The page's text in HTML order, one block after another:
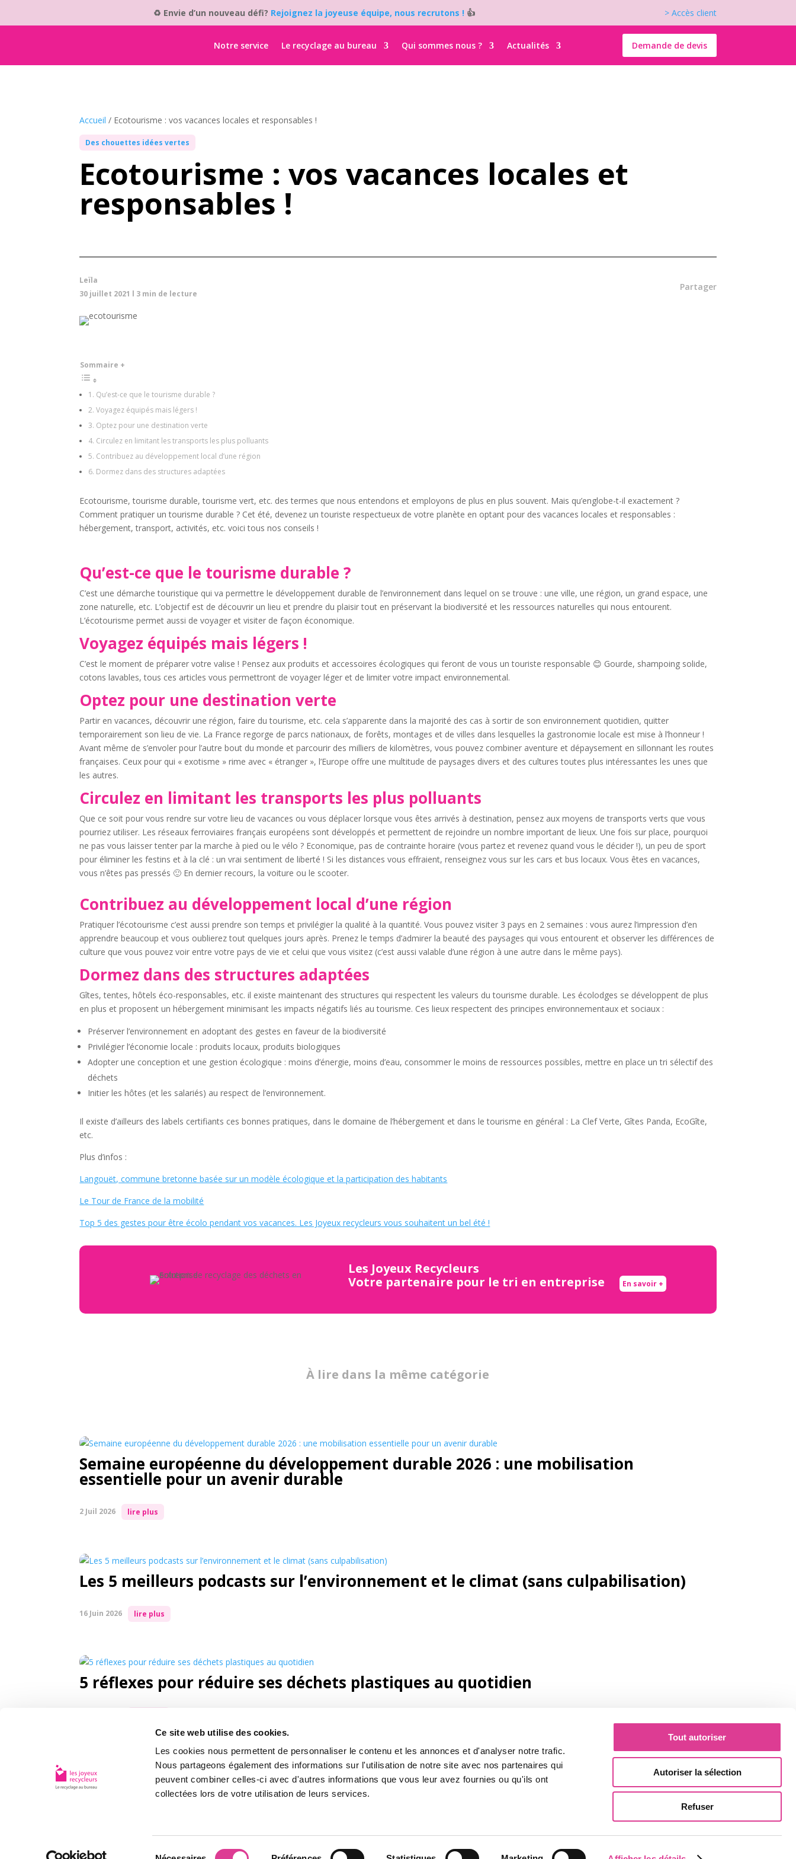
Ce site web utilise des cookies.
Les cookies nous permettent de personnaliser le contenu et les annonces et d'analyser notre trafic.
Nous partageons également des informations sur l'utilisation de notre site avec nos partenaires qui
peuvent combiner celles-ci avec d'autres informations que vous leur avez fournies ou qu'ils ont
collectées lors de votre utilisation de leurs services.
Tout autoriser
Autoriser la sélection
Refuser
♻️ Envie d’un nouveau défi? Rejoignez la joyeuse équipe, nous recrutons !👍 > Accès client
Notre service Le recyclage au bureau Qui sommes nous ? Actualités Demande de devis
Accueil / Ecotourisme : vos vacances locales et responsables !
Des chouettes idées vertes
Ecotourisme : vos vacances locales et
responsables !
Leïla
30 juillet 2021 l 3 min de lecture
Partager
Sommaire +
Qu’est-ce que le tourisme durable ?
Voyagez équipés mais légers !
Optez pour une destination verte
Circulez en limitant les transports les plus polluants
Contribuez au développement local d’une région
Dormez dans des structures adaptées
Ecotourisme, tourisme durable, tourisme vert, etc. des termes que nous entendons et employons de plus en plus souvent. Mais qu’englobe-t-il exactement ?
Comment pratiquer un tourisme durable ? Cet été, devenez un touriste respectueux de votre planète en optant pour des vacances locales et responsables :
hébergement, transport, activités, etc. voici tous nos conseils !
Qu’est-ce que le tourisme durable ?
C’est une démarche touristique qui va permettre le développement durable de l’environnement dans lequel on se trouve : une ville, une région, un grand espace, une
zone naturelle, etc. L’objectif est de découvrir un lieu et prendre du plaisir tout en préservant la biodiversité et les ressources naturelles qui nous entourent.
L’écotourisme permet aussi de voyager et visiter de façon économique.
Voyagez équipés mais légers !
C’est le moment de préparer votre valise ! Pensez aux produits et accessoires écologiques qui feront de vous un touriste responsable 😊 Gourde, shampoing solide,
cotons lavables, tous ces articles vous permettront de voyager léger et de limiter votre impact environnemental.
Optez pour une destination verte
Partir en vacances, découvrir une région, faire du tourisme, etc. cela s’apparente dans la majorité des cas à sortir de son environnement quotidien, quitter
temporairement son lieu de vie. La France regorge de parcs nationaux, de forêts, montages et de villes dans lesquelles la gastronomie locale est mise à l’honneur !
Avant même de s’envoler pour l’autre bout du monde et parcourir des milliers de kilomètres, vous pouvez combiner aventure et dépaysement en sillonnant les routes
françaises. Ceux pour qui « exotisme » rime avec « étranger », l’Europe offre une multitude de paysages divers et des cultures toutes plus intéressantes les unes que
les autres.
Circulez en limitant les transports les plus polluants
Que ce soit pour vous rendre sur votre lieu de vacances ou vous déplacer lorsque vous êtes arrivés à destination, pensez aux moyens de transports verts que vous
pourriez utiliser. Les réseaux ferroviaires français européens sont développés et permettent de rejoindre un nombre important de lieux. Une fois sur place, pourquoi
ne pas vous laisser tenter par la marche à pied ou le vélo ? Economique, pas de contrainte horaire (vous partez et revenez quand vous le décider !), un peu de sport
pour éliminer les festins et à la clé : un vrai sentiment de liberté ! Si les distances vous effraient, renseignez vous sur les cars et bus locaux. Vous êtes en vacances,
vous n’êtes pas pressés 🙂 En dernier recours, la voiture ou le scooter.
Contribuez au développement local d’une région
Pratiquer l’écotourisme c’est aussi prendre son temps et privilégier la qualité à la quantité. Vous pouvez visiter 3 pays en 2 semaines : vous aurez l’impression d’en
apprendre beaucoup et vous oublierez tout quelques jours après. Prenez le temps d’admirer la beauté des paysages qui vous entourent et observer les différences de
culture que vous pouvez voir entre votre pays de vie et celui que vous visitez (c’est aussi valable d’une région à une autre dans le même pays).
Dormez dans des structures adaptées
Gîtes, tentes, hôtels éco-responsables, etc. il existe maintenant des structures qui respectent les valeurs du tourisme durable. Les écolodges se développent de plus
en plus et proposent un hébergement minimisant les impacts négatifs liés au tourisme. Ces lieux respectent des principes environnementaux et sociaux :
Préserver l’environnement en adoptant des gestes en faveur de la biodiversité
Privilégier l’économie locale : produits locaux, produits biologiques
Adopter une conception et une gestion écologique : moins d’énergie, moins d’eau, consommer le moins de ressources possibles, mettre en place un tri sélectif des
déchets
Initier les hôtes (et les salariés) au respect de l’environnement.
Il existe d’ailleurs des labels certifiants ces bonnes pratiques, dans le domaine de l’hébergement et dans le tourisme en général : La Clef Verte, Gîtes Panda, EcoGîte,
etc.
Plus d’infos :
Langouët, commune bretonne basée sur un modèle écologique et la participation des habitants
Le Tour de France de la mobilité
Top 5 des gestes pour être écolo pendant vos vacances. Les Joyeux recycleurs vous souhaitent un bel été !
Les Joyeux Recycleurs
Votre partenaire pour le tri en entreprise
En savoir +
À lire dans la même catégorie
Semaine européenne du développement durable 2026 : une mobilisation
essentielle pour un avenir durable
2 Juil 2026 lire plus
Les 5 meilleurs podcasts sur l’environnement et le climat (sans culpabilisation)
16 Juin 2026 lire plus
5 réflexes pour réduire ses déchets plastiques au quotidien
© Les Joyeux Recycleurs - 2026Contact
Mentions légales